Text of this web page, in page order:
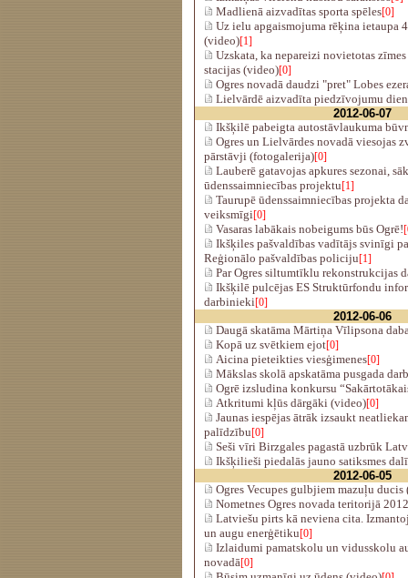
Madlienā aizvadītas sporta spēles[0]
Uz ielu apgaismojuma rēķina ietaupa
(video)[1]
Uzskata, ka nepareizi novietotas
stacijas (video)[0]
Ogres novadā daudzi "pret" Lobes
Lielvārdē aizvadīta piedzīvojumu
2012-06-07
Ikšķilē pabeigta autostāvlaukuma
Ogres un Lielvārdes novadā viesojas
pārstāvji (fotogalerija)[0]
Lauberē gatavojas apkures sezonai,
ūdenssaimniecības projektu[1]
Taurupē ūdenssaimniecības projekta
veiksmīgi[0]
Vasaras labākais nobeigums būs Ogrē!
Ikšķiles pašvaldības vadītājs svinīgi
Reģionālo pašvaldības policiju[1]
Par Ogres siltumtīklu rekonstrukcijas
Ikšķilē pulcējas ES Struktūrfondu
darbinieki[0]
2012-06-06
Daugā skatāma Mārtiņa Vīlipsona
Kopā uz svētkiem ejot[0]
Aicina pieteikties viesģimenes[0]
Mākslas skolā apskatāma pusgada
Ogrē izsludina konkursu
Atkritumi kļūs dārgāki (video)[0]
Jaunas iespējas ātrāk izsaukt
palīdzību[0]
Seši vīri Birzgales pagastā uzbrūk
Ikšķilieši piedalās jauno satiksmes
2012-06-05
Ogres Vecupes gulbjiem mazuļu
Nometnes Ogres novada teritorijā
Latviešu pirts kā neviena cita.
un augu enerģētiku[0]
Izlaidumi pamatskolu un vidusskolu
novadā[0]